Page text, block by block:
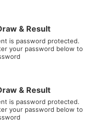
& Result
is password protected.
your password below to
& Result
is password protected.
your password below to